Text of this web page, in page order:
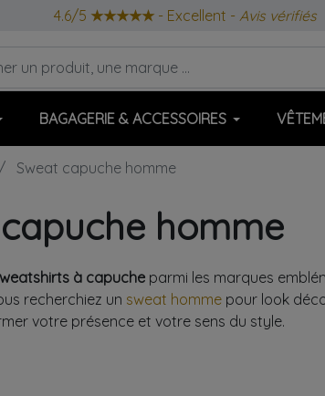
4.6/5 ★★★★★ - Excellent - Avis vérifiés
BAGAGERIE & ACCESSOIRES
Sweat capuche homme
homme
à capuche parmi les marques
recherchiez un sweat homme pour look
votre présence et votre sens du style.